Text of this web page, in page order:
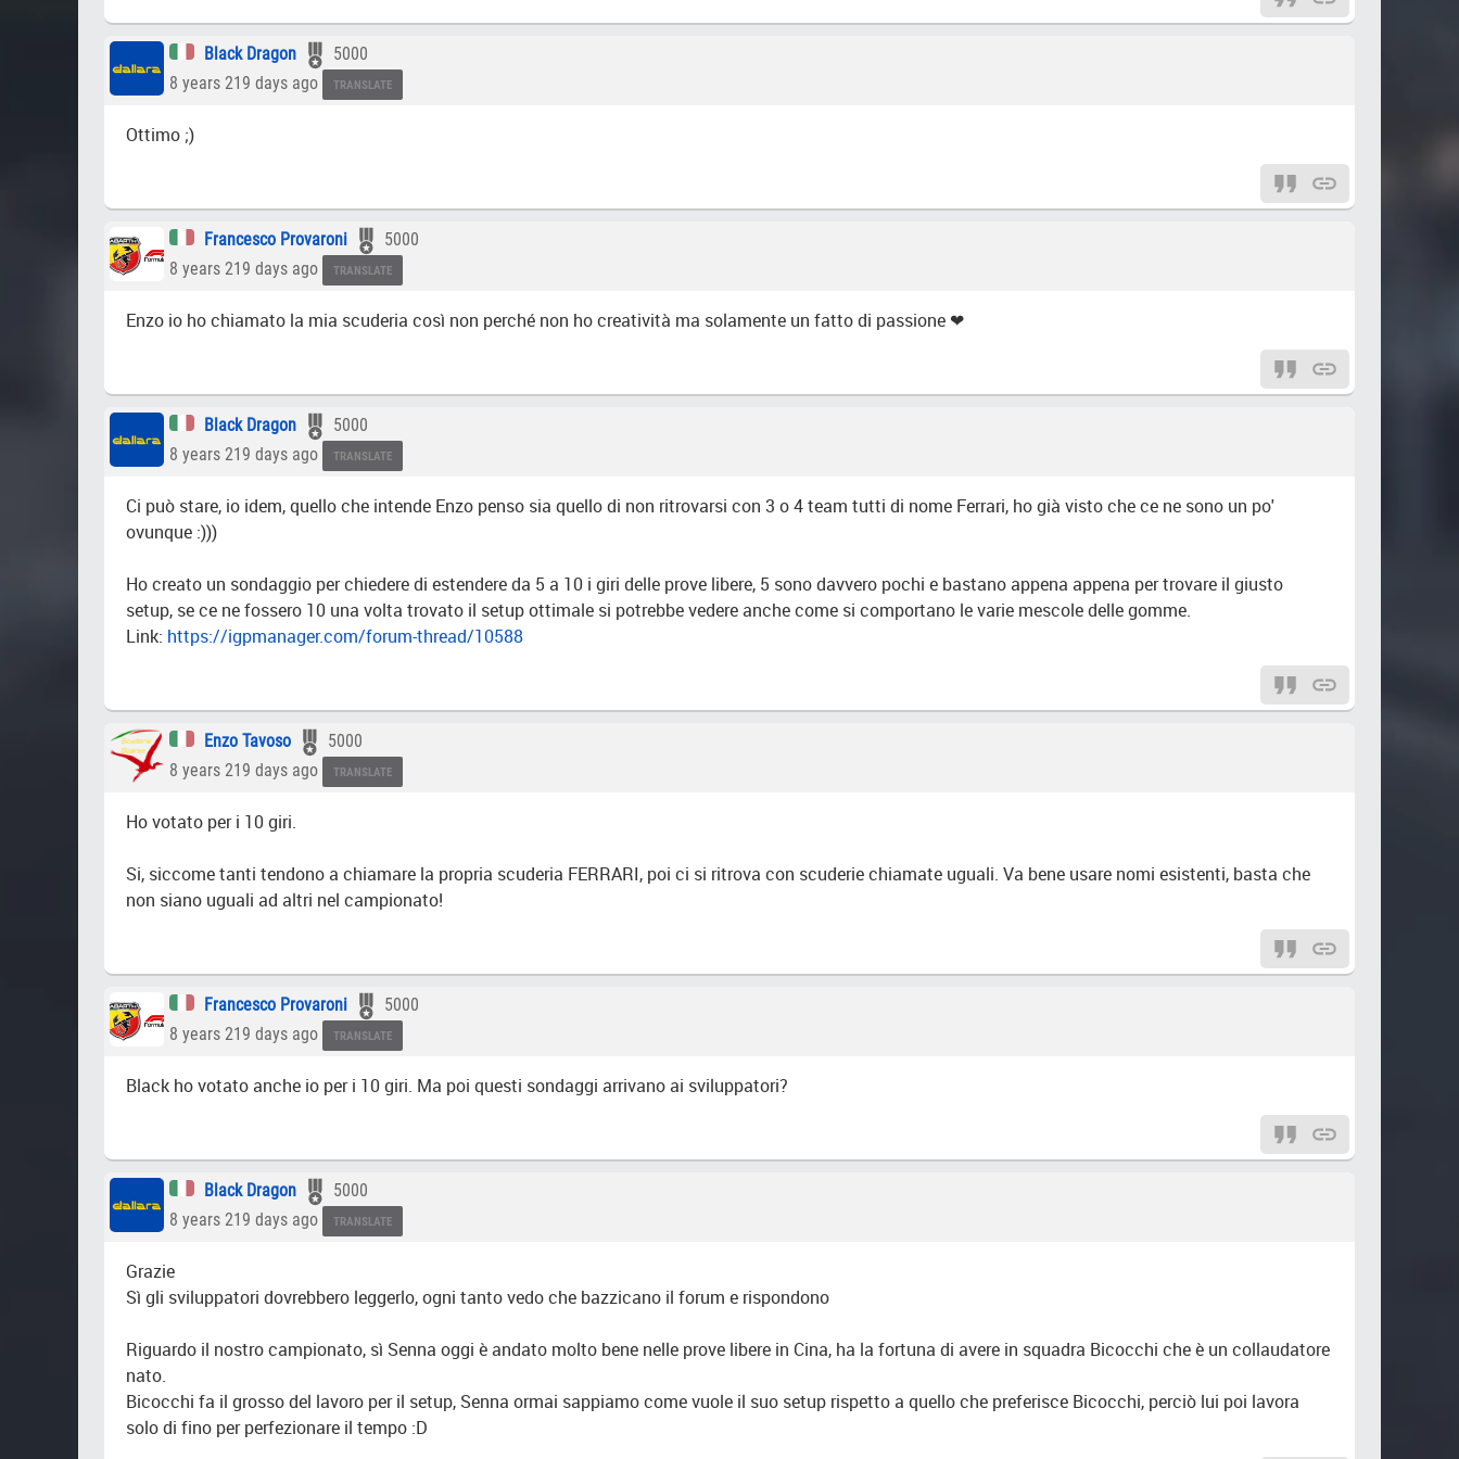
Black Dragon
5000
8 years 219 days ago
TRANSLATE
Ottimo ;)
Francesco Provaroni
5000
8 years 219 days ago
TRANSLATE
Enzo io ho chiamato la mia scuderia così non perché non ho creatività ma solamente un fatto di passione ❤
Black Dragon
5000
8 years 219 days ago
TRANSLATE
Ci può stare, io idem, quello che intende Enzo penso sia quello di non ritrovarsi con 3 o 4 team tutti di nome Ferrari, ho già visto che ce ne sono un po'
ovunque :)))
Ho creato un sondaggio per chiedere di estendere da 5 a 10 i giri delle prove libere, 5 sono davvero pochi e bastano appena appena per trovare il giusto
setup, se ce ne fossero 10 una volta trovato il setup ottimale si potrebbe vedere anche come si comportano le varie mescole delle gomme.
Link: https://igpmanager.com/forum-thread/10588
Enzo Tavoso
5000
8 years 219 days ago
TRANSLATE
Ho votato per i 10 giri.
Si, siccome tanti tendono a chiamare la propria scuderia FERRARI, poi ci si ritrova con scuderie chiamate uguali. Va bene usare nomi esistenti, basta che
non siano uguali ad altri nel campionato!
Francesco Provaroni
5000
8 years 219 days ago
TRANSLATE
Black ho votato anche io per i 10 giri. Ma poi questi sondaggi arrivano ai sviluppatori?
Black Dragon
5000
8 years 219 days ago
TRANSLATE
Grazie
Sì gli sviluppatori dovrebbero leggerlo, ogni tanto vedo che bazzicano il forum e rispondono
Riguardo il nostro campionato, sì Senna oggi è andato molto bene nelle prove libere in Cina, ha la fortuna di avere in squadra Bicocchi che è un collaudatore
nato.
Bicocchi fa il grosso del lavoro per il setup, Senna ormai sappiamo come vuole il suo setup rispetto a quello che preferisce Bicocchi, perciò lui poi lavora
solo di fino per perfezionare il tempo :D